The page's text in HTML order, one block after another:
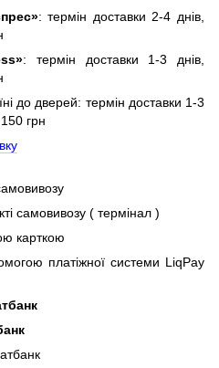
: термін доставки 2-4 днів,
: термін доставки 1-3 днів,
до дверей: термін доставки 1-3
грн
самовивозу ( термінал )
карткою
платіжної системи LiqPay